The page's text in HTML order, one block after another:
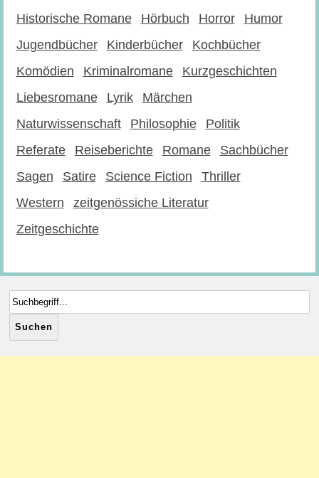
Historische Romane
Hörbuch Horror
Humor
Jugendbücher
Kinderbücher
Kochbücher
Komödien
Kriminalromane
Kurzgeschichten
Liebesromane
Lyrik
Märchen
Naturwissenschaft
Philosophie
Politik
Referate
Reiseberichte Romane
Sachbücher
Sagen
Satire Science Fiction
Thriller
Western
zeitgenössiche Literatur
Zeitgeschichte